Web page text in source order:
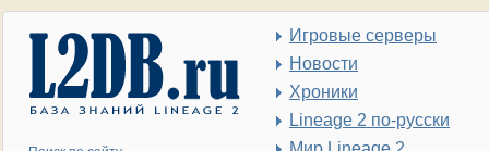
Игровые серверы
Новости
Хроники
Lineage 2 по-русски